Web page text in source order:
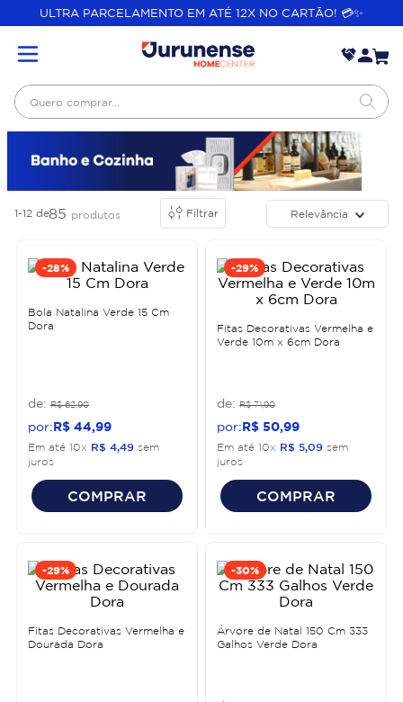
ULTRA PARCELAMENTO EM ATÉ 12X NO CARTÃO! 💳✨
Quero comprar...
1-12 de85 produtos Filtrar Relevância
-28%
Bola Natalina Verde 15 Cm
Dora
R$ 62,90
R$ 44 99
Em até 10x R$ 4,49 sem
juros
COMPRAR
-29%
Fitas Decorativas Vermelha e
Verde 10m x 6cm Dora
R$ 71,90
R$ 50 99
Em até 10x R$ 5,09 sem
juros
COMPRAR
-29%
Fitas Decorativas Vermelha e
Dourada Dora
-30%
Árvore de Natal 150 Cm 333
Galhos Verde Dora